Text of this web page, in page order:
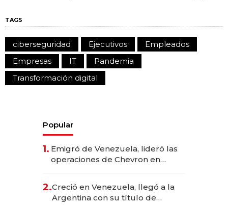
TAGS
ciberseguridad Ejecutivos
Empleados
Empresas
IT
Pandemia
Transformación digital
Popular
1. Emigró de Venezuela, lideró las
operaciones de Chevron en
2.Creció en Venezuela, llegó a la
Argentina con su título de